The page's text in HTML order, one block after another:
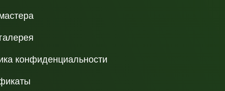
конфиденциальности